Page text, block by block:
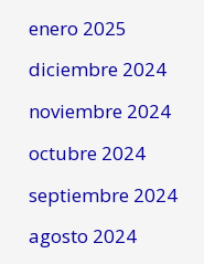
enero 2025
diciembre 2024
noviembre 2024
octubre 2024
septiembre 2024
agosto 2024